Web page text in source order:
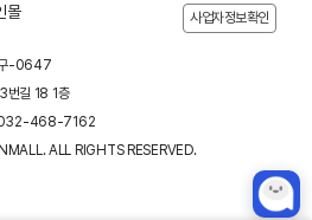
몰
사업자정보확인
구-0647
번길 18 1층
032-468-7162
ALL RIGHTS RESERVED.